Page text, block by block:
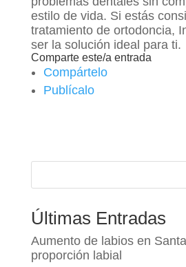
estilo de vida. Si estás
tratamiento de ortodoncia,
ser la solución ideal para ti.
Comparte este/a entrada
Compártelo
Publícalo
Últimas Entradas
Aumento de labios en
proporción labial